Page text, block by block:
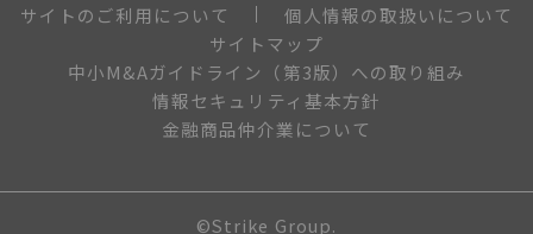
サイトのご利用について
個人情報の取扱いについて
サイトマップ
中小M&Aガイドライン（第3版）への取り組み
情報セキュリティ基本方針
金融商品仲介業について
©Strike Group.